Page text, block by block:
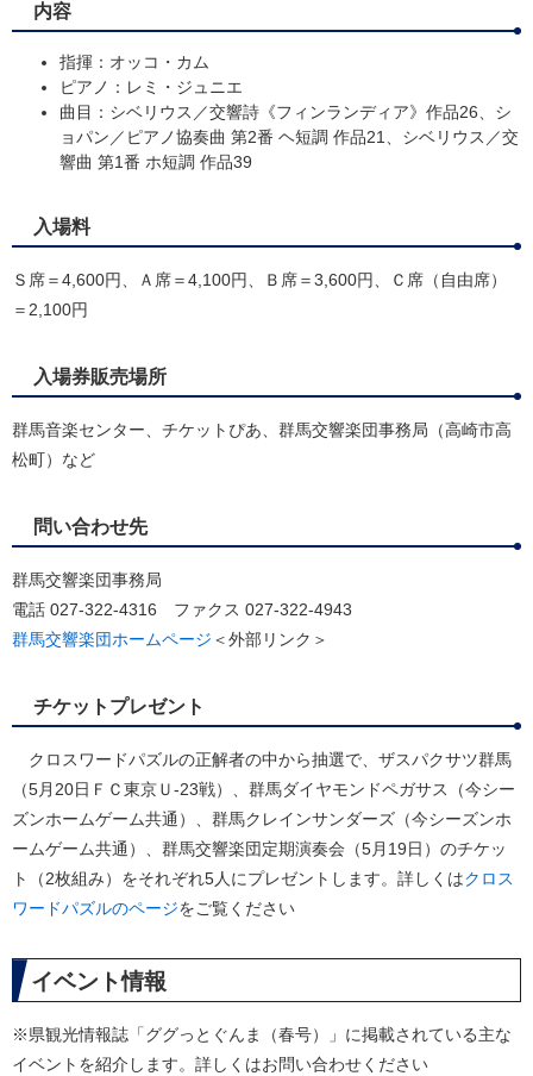
内容
指揮：オッコ・カム
ピアノ：レミ・ジュニエ
曲目：シベリウス／交響詩《フィンランディア》作品26、シ
ョパン／ピアノ協奏曲 第2番 ヘ短調 作品21、シベリウス／交
響曲 第1番 ホ短調 作品39
入場料
Ｓ席＝4,600円、Ａ席＝4,100円、Ｂ席＝3,600円、Ｃ席（自由席）
＝2,100円
入場券販売場所
群馬音楽センター、チケットぴあ、群馬交響楽団事務局（高崎市高
松町）など
問い合わせ先
群馬交響楽団事務局
電話 027-322-4316 ファクス 027-322-4943
群馬交響楽団ホームページ ＜外部リンク＞
チケットプレゼント
クロスワードパズルの正解者の中から抽選で、ザスパクサツ群馬
（5月20日ＦＣ東京Ｕ-23戦）、群馬ダイヤモンドペガサス（今シー
ズンホームゲーム共通）、群馬クレインサンダーズ（今シーズンホ
ームゲーム共通）、群馬交響楽団定期演奏会（5月19日）のチケッ
ト（2枚組み）をそれぞれ5人にプレゼントします。詳しくはクロス
ワードパズルのページをご覧ください
イベント情報
※県観光情報誌「ググっとぐんま（春号）」に掲載されている主な
イベントを紹介します。詳しくはお問い合わせください